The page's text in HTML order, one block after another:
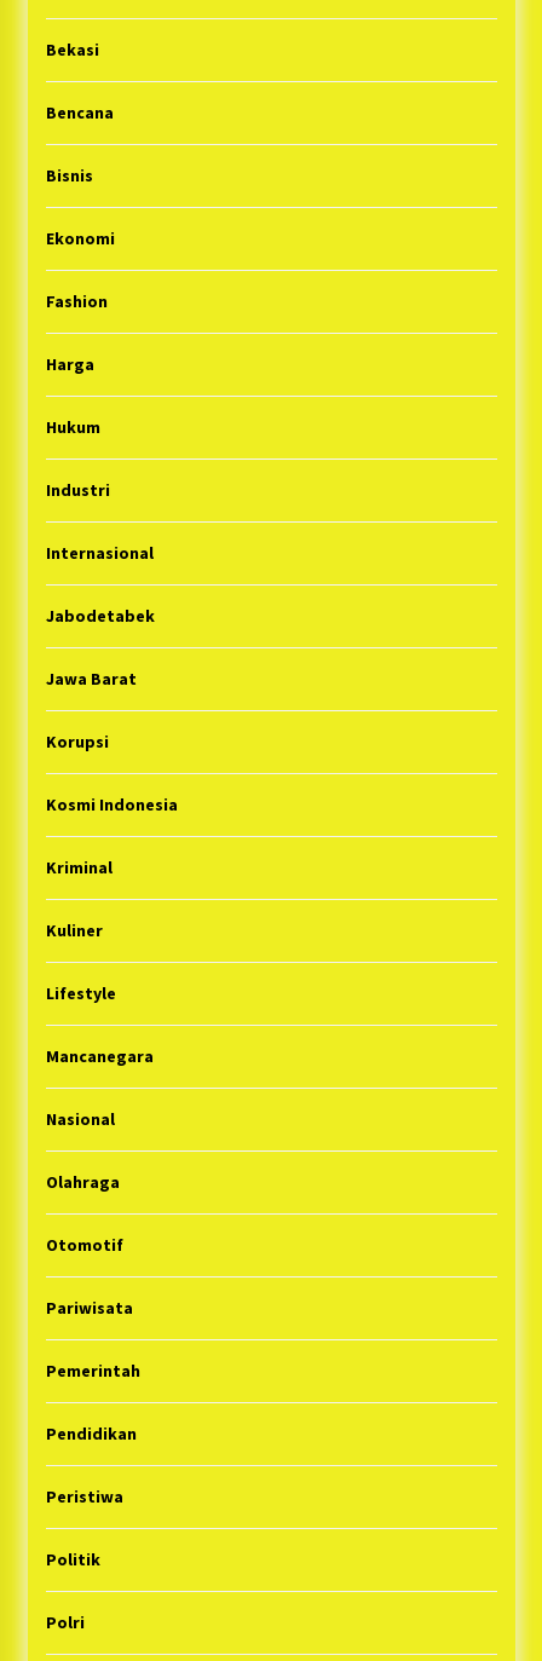
Bekasi
Bencana
Bisnis
Ekonomi
Fashion
Harga
Hukum
Industri
Internasional
Jabodetabek
Jawa Barat
Korupsi
Kosmi Indonesia
Kriminal
Kuliner
Lifestyle
Mancanegara
Nasional
Olahraga
Otomotif
Pariwisata
Pemerintah
Pendidikan
Peristiwa
Politik
Polri